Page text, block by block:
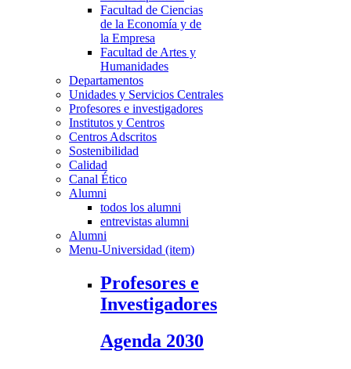
Facultad de Ciencias
de la Economía y de
la Empresa
Facultad de Artes y
Humanidades
Departamentos
Unidades y Servicios Centrales
Profesores e investigadores
Institutos y Centros
Centros Adscritos
Sostenibilidad
Calidad
Canal Ético
Alumni
todos los alumni
entrevistas alumni
Alumni
Menu-Universidad (item)
Profesores e
Investigadores
Agenda 2030